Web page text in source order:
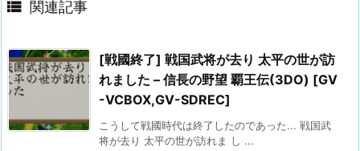
 関連記事
[戦國終了] 戦国武将が去り 太平の世が訪
れました – 信長の野望 覇王伝(3DO) [GV
-VCBOX,GV-SDREC]
こうして戦國時代は終了したのであった... 戦国武
将が去り 太平の世が訪れま し ...